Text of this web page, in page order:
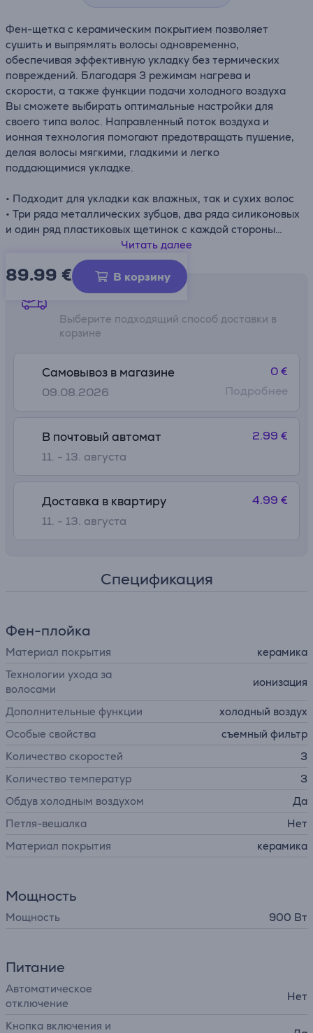
Фен-щетка с керамическим покрытием позволяет
сушить и выпрямлять волосы одновременно,
обеспечивая эффективную укладку без термических
повреждений. Благодаря 3 режимам нагрева и
скорости, а также функции подачи холодного воздуха
Вы сможете выбирать оптимальные настройки для
своего типа волос. Направленный поток воздуха и
ионная технология помогают предотвращать пушение,
делая волосы мягкими, гладкими и легко
поддающимися укладке.
• Подходит для укладки как влажных, так и сухих волос
• Три ряда металлических зубцов, два ряда силиконовых
и один ряд пластиковых щетинок с каждой стороны
• 3 уровня нагрева, 3 скорости + холодный воздух
• Ионная функция – для более гладких волос
• Технология против пушения и чувствительный к
движению поток воздуха
• Светодиодный индикатор и кнопка вкл./выкл.
Читать далее
89.99 € В корзину
Способы доставки
Выберите подходящий способ доставки в
корзине
Самовывоз в магазине
09.08.2026
0 €
Подробнее
В почтовый автомат
11. - 13. августа
2.99 €
Доставка в квартиру
11. - 13. августа
4.99 €
Спецификация
Фен-плойка
Материал покрытия
керамика
Технологии ухода за
волосами
ионизация
Дополнительные функции
холодный воздух
Особые свойства
съемный фильтр
Количество скоростей
3
Количество температур
3
Обдув холодным воздухом
Да
Петля-вешалка
Нет
Материал покрытия
керамика
Мощность
Мощность 900 Вт
Питание
Автоматическое
отключение
Нет
Кнопка включения и